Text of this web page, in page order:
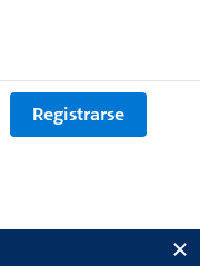
Registrarse